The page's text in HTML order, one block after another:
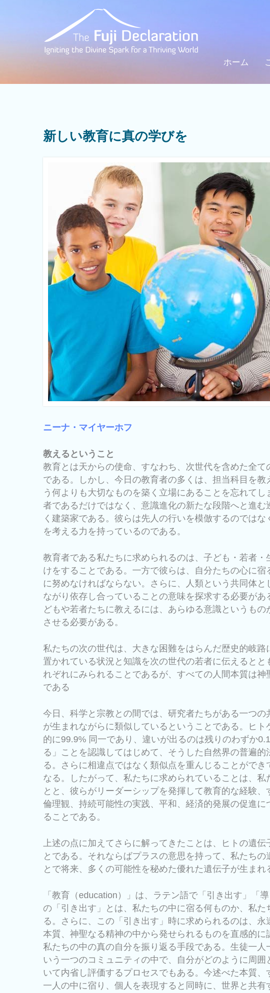
ホーム
新しい教育に真の学びを
ニーナ・マイヤーホフ
教えるということ
教育とは天からの使命、すなわち、次世代を含めた全
である。しかし、今日の教育者の多くは、担当科目を
う何よりも大切なものを築く立場にあることを忘れて
者であるだけではなく、意識進化の新たな段階へと進
く建築家である。彼らは先人の行いを模倣するのでは
を考える力を持っているのである。
教育者である私たちに求められるのは、子ども・若者
けをすることである。一方で彼らは、自分たちの心に
に努めなければならない。さらに、人類という共同体
ながり依存し合っていることの意味を探求する必要が
どもや若者たちに教えるには、あらゆる意識というも
させる必要がある。
私たちの次の世代は、大きな困難をはらんだ歴史的岐
置かれている状況と知識を次の世代の若者に伝えると
れぞれにみられることであるが、すべての人間本質は
である
今日、科学と宗教との間では、研究者たちがある一つ
が生まれながらに類似しているということである。ヒ
的に99.9% 同一であり、違いが出るのは残りのわずか
る」ことを認識してはじめて、そうした自然界の普遍
る。さらに相違点ではなく類似点を重んじることがで
なる。したがって、私たちに求められていることは、
とと、彼らがリーダーシップを発揮して教育的な経験
倫理観、持続可能性の実践、平和、経済的発展の促進
ることである。
上述の点に加えてさらに解ってきたことは、ヒトの遺
とである。それならばプラスの意思を持って、私たち
とで将来、多くの可能性を秘めた優れた遺伝子が生まれ
「教育（education）」は、ラテン語で「引き出す」「
の「引き出す」とは、私たちの中に宿る何ものか、私
る。さらに、この「引き出す」時に求められるのは、
本質、神聖なる精神の中から発せられるものを直感的
私たちの中の真の自分を振り返る手段である。生徒一
いう一つのコミュニティの中で、自分がどのように周
いて内省し評価するプロセスでもある。今述べた本質
一人の中に宿り、個人を表現すると同時に、世界と共